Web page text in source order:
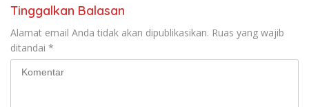
Tinggalkan Balasan
Alamat email Anda tidak akan dipublikasikan. Ruas yang wajib
ditandai *